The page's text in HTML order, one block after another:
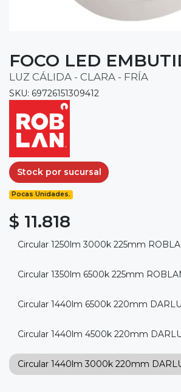
FOCO LED
LUZ CÁLIDA - CLARA - FRÍA
SKU: 69726151309412
Stock por sucursal
Pocas Unidades.
$ 11.818
Circular 1250lm 3000k 225mm
Circular 1350lm 6500k 225mm
Circular 1440lm 6500k 220mm
Circular 1440lm 4500k 220mm
Circular 1440lm 3000k 220mm